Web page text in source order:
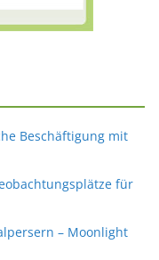
Beschäftigung mit
für
– Moonlight